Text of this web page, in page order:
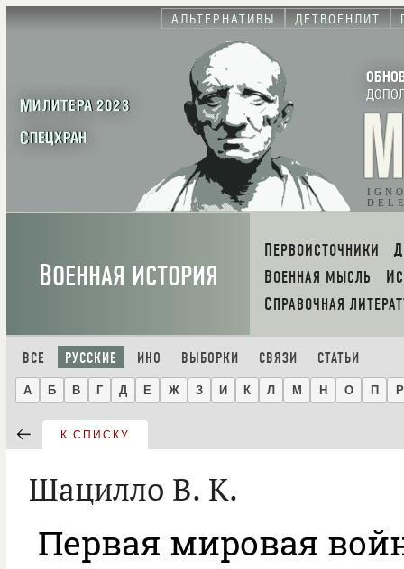
АЛЬТЕРНАТИВЫ ДЕТВОЕНЛИТ
МИЛИТЕРА 2023
СПЕЦХРАН
ВОЕННАЯ ИСТОРИЯ
ПЕРВОИСТОЧНИКИ
ВОЕННАЯ МЫСЛЬ
СПРАВОЧНАЯ
ВСЕ РУССКИЕ ИНО ВЫБОРКИ СВЯЗИ СТАТЬИ
А Б В Г Д Е Ж З И К Л М Н О П Р
К СПИСКУ
Шацилло В. К.
Первая мировая